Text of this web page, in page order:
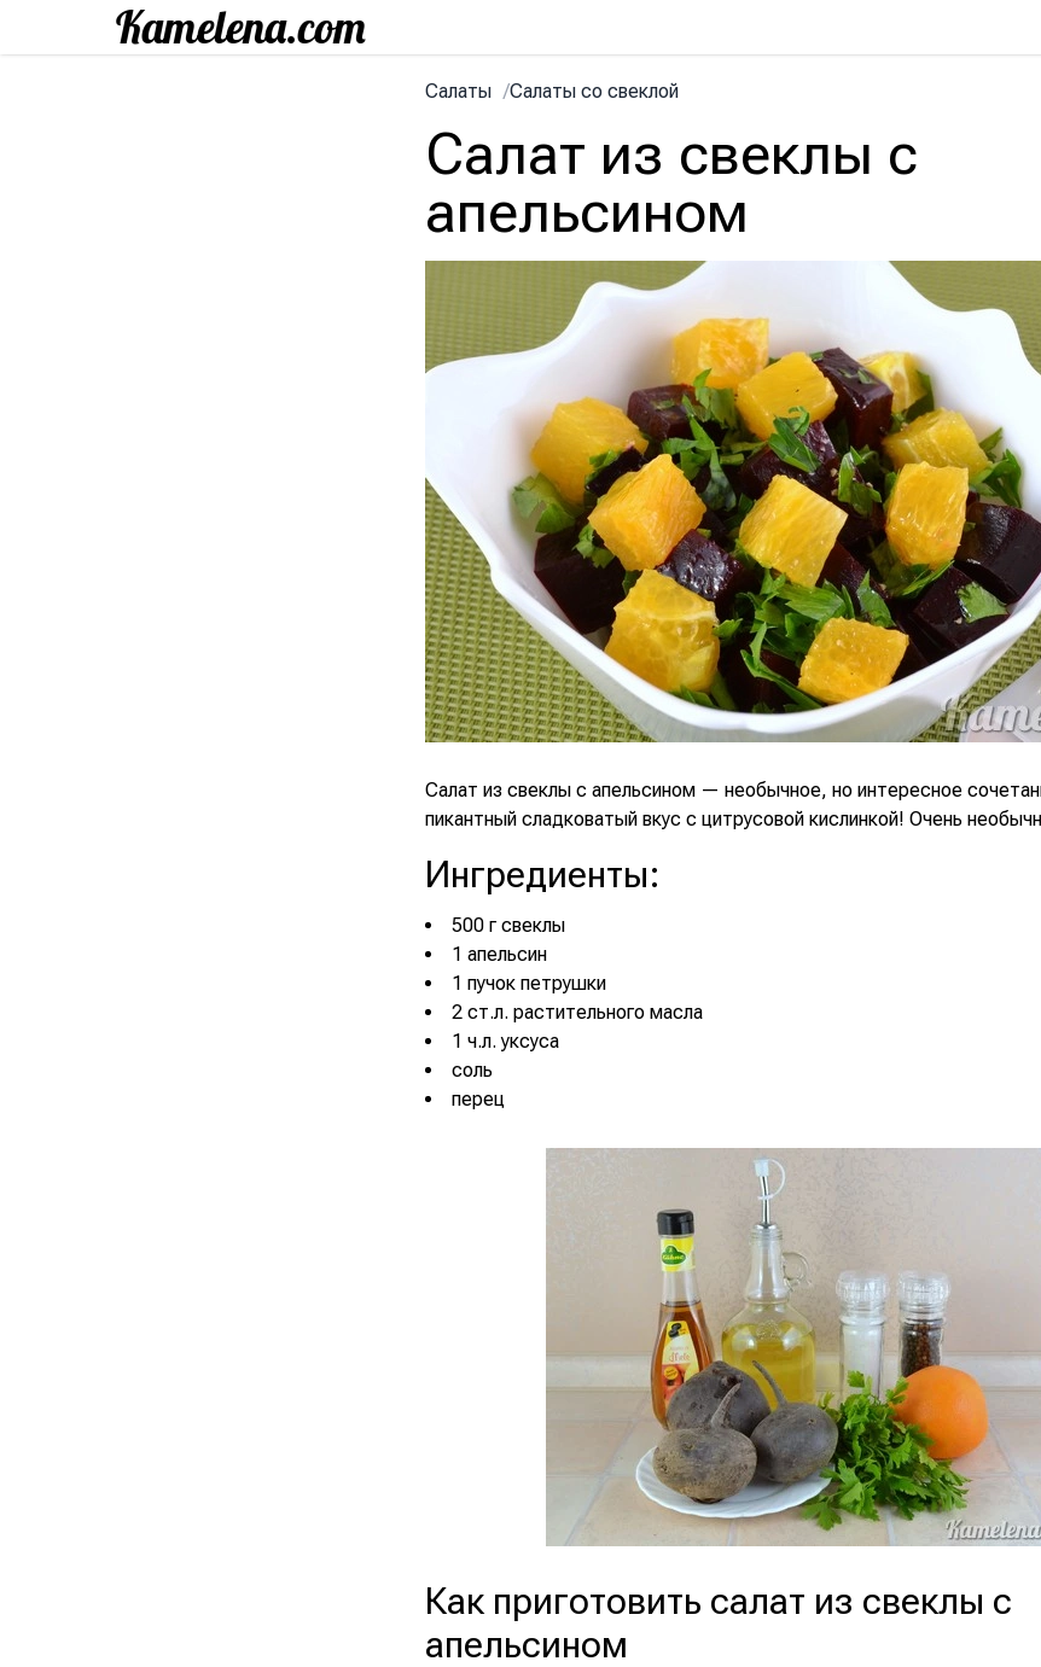
Салаты /Салаты со свеклой
Салат из свеклы с
апельсином
Салат из свеклы с апельсином — необычное, но интересное
пикантный сладковатый вкус с цитрусовой кислинкой! Очень
Ингредиенты:
500 г свеклы
1 апельсин
1 пучок петрушки
2 ст.л. растительного масла
1 ч.л. уксуса
соль
перец
Как приготовить салат из свеклы с
апельсином